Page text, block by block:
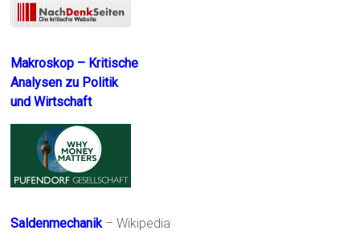
Makroskop – Kritische
Analysen zu Politik
und Wirtschaft
Saldenmechanik– Wikipedia